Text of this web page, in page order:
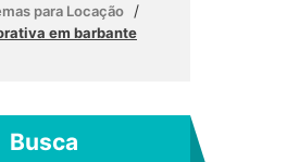
para Locação /
em barbante
Busca